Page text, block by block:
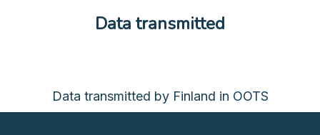
Data transmitted
Data transmitted by Finland in OOTS